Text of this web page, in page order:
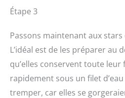
Étape 3
Passons maintenant aux
L’idéal est de les préparer au
qu’elles conservent toute leur
rapidement sous un filet
tremper, car elles se